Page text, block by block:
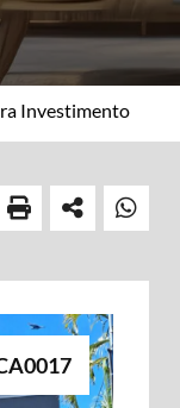
Investimento